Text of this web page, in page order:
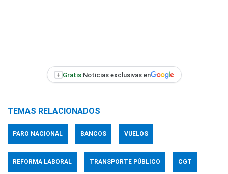
+ Gratis:Noticias exclusivas en
TEMAS RELACIONADOS
PARO NACIONAL BANCOS VUELOS
REFORMA LABORAL TRANSPORTE PÚBLICO CGT